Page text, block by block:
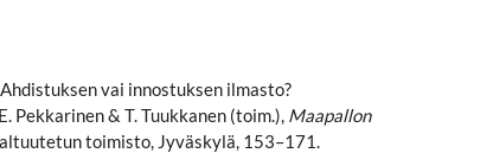
Ahdistuksen vai innostuksen ilmasto?
Pekkarinen & T. Tuukkanen (toim.), Maapallon
toimisto, Jyväskylä, 153–171.